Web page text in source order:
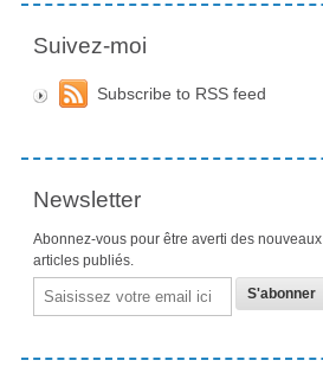
Suivez-moi
Subscribe to RSS feed
Newsletter
Abonnez-vous pour être averti des nouveaux
articles publiés.
Email